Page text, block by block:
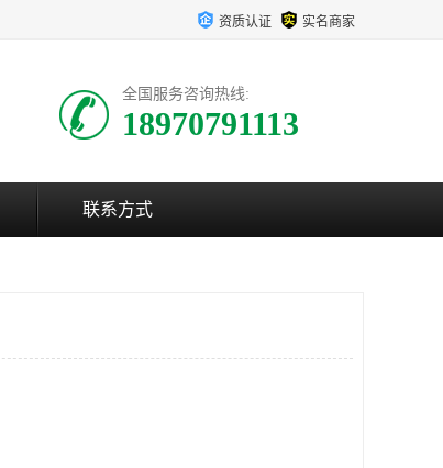
资质认证 实名商家
全国服务咨询热线:
18970791113
联系方式